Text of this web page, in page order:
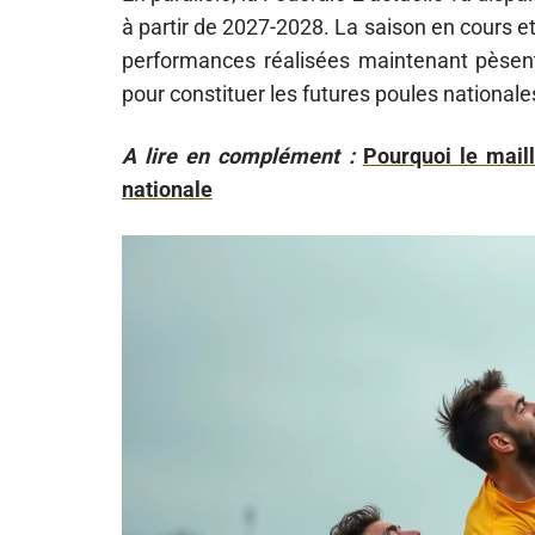
à partir de 2027-2028. La saison en cours
performances réalisées maintenant
pour constituer les futures poules
A lire en complément : Pourquoi le
nationale